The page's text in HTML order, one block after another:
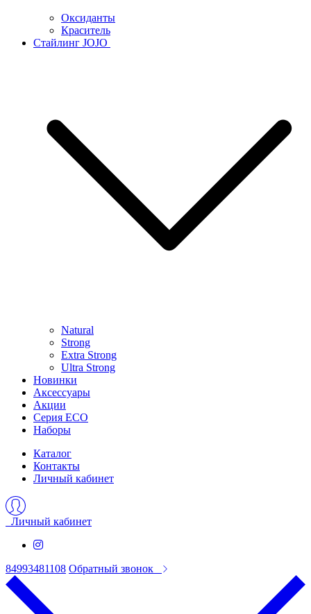
Оксиданты
Краситель
Стайлинг JOJO
Natural
Strong
Extra Strong
Ultra Strong
Новинки
Аксессуары
Акции
Серия ECO
Наборы
Каталог
Контакты
Личный кабинет
Личный кабинет
84993481108 Обратный звонок